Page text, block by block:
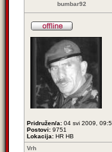
bumbar92
Pridružen/a: 04 svi 2009,
Postovi: 9751
Lokacija: HR HB
Vrh